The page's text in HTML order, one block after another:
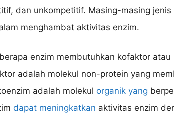
dan unkompetitif. Masing-masing jenis
menghambat aktivitas enzim.
enzim membutuhkan kofaktor atau
adalah molekul non-protein yang
adalah molekul organik yang
dapat meningkatkan aktivitas enzim